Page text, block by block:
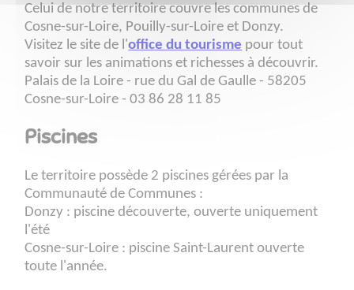
Celui de notre territoire couvre les communes de
Cosne-sur-Loire, Pouilly-sur-Loire et Donzy.
Visitez le site de l'office du tourisme pour tout
savoir sur les animations et richesses à découvrir.
Palais de la Loire - rue du Gal de Gaulle - 58205
Cosne-sur-Loire - 03 86 28 11 85
Piscines
Le territoire possède 2 piscines gérées par la
Communauté de Communes :
Donzy : piscine découverte, ouverte uniquement
l'été
Cosne-sur-Loire : piscine Saint-Laurent ouverte
toute l'année.